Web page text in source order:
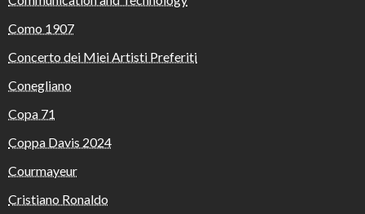
Como 1907
Concerto dei Miei Artisti Preferiti
Conegliano
Copa 71
Coppa Davis 2024
Courmayeur
Cristiano Ronaldo